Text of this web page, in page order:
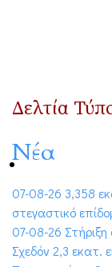
Δελτία
Νέα
07-08-26 3,358
στεγαστικό
07-08-26 Στήριξη
Σχεδόν 2,3 εκατ.